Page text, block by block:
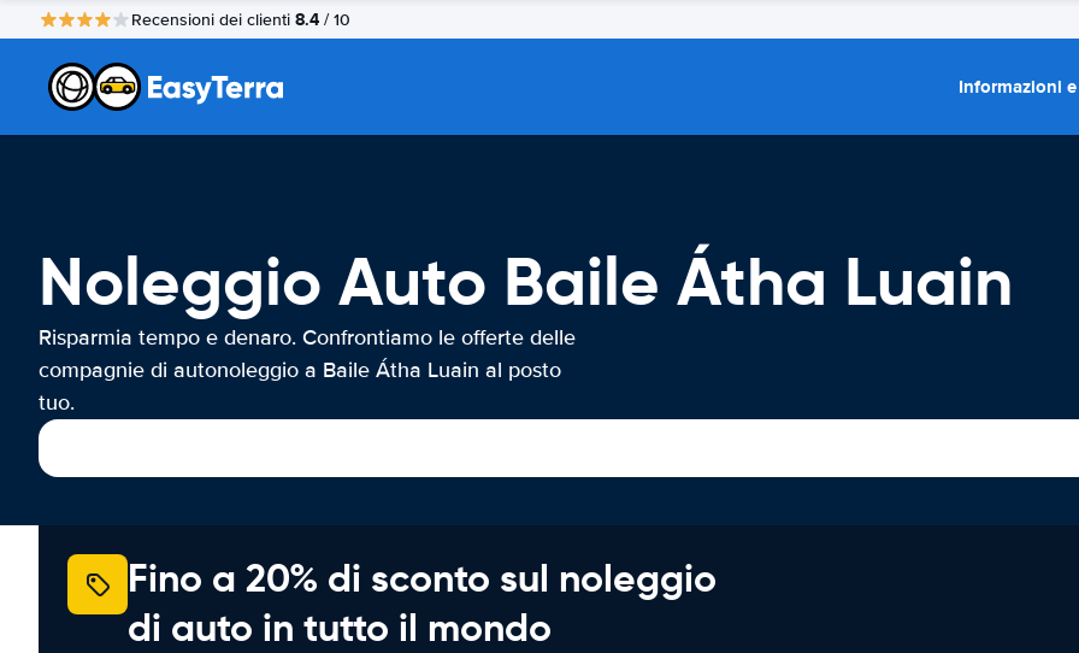
Recensioni dei clienti 8.4 / 10
Informazioni
Noleggio Auto Baile Átha Luain
Risparmia tempo e denaro. Confrontiamo le offerte delle
compagnie di autonoleggio a Baile Átha Luain al posto
tuo.
Fino a 20% di sconto sul noleggio
di auto in tutto il mondo